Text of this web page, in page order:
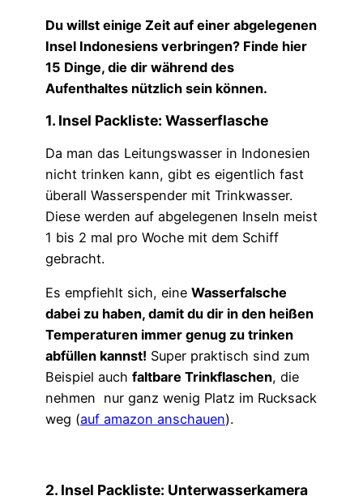
Du willst einige Zeit auf einer abgelegenen
Insel Indonesiens verbringen? Finde hier
15 Dinge, die dir während des
Aufenthaltes nützlich sein können.
1. Insel Packliste: Wasserflasche
Da man das Leitungswasser in Indonesien
nicht trinken kann, gibt es eigentlich fast
überall Wasserspender mit Trinkwasser.
Diese werden auf abgelegenen Inseln meist
1 bis 2 mal pro Woche mit dem Schiff
gebracht.
Es empfiehlt sich, eine Wasserfalsche
dabei zu haben, damit du dir in den heißen
Temperaturen immer genug zu trinken
abfüllen kannst! Super praktisch sind zum
Beispiel auch faltbare Trinkflaschen, die
nehmen nur ganz wenig Platz im Rucksack
weg (auf amazon anschauen).
2. Insel Packliste: Unterwasserkamera